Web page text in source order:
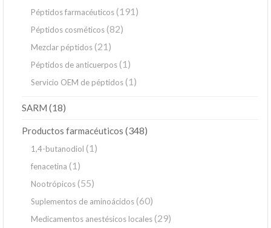
Péptidos farmacéuticos(191)
Péptidos cosméticos(82)
Mezclar péptidos(21)
Péptidos de anticuerpos(1)
Servicio OEM de péptidos(1)
SARM (18)
Productos farmacéuticos (348)
1,4-butanodiol (1)
fenacetina (1)
Nootrópicos(55)
Suplementos de aminoácidos(60)
Medicamentos anestésicos locales(29)